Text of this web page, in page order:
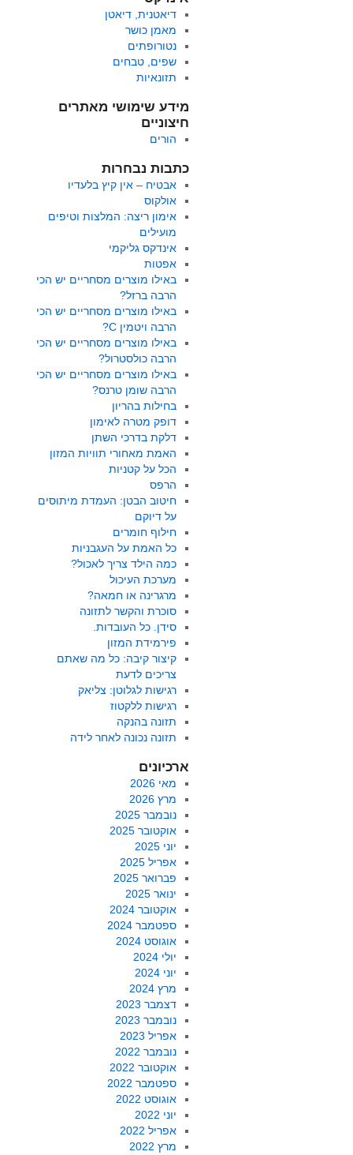
דיאטנית, דיאטן
מאמן כושר
נטורופתים
שפים, טבחים
תזונאיות
מידע שימושי מאתרים
חיצוניים
הורים
כתבות נבחרות
אבטיח – אין קיץ בלעדיו
אולקוס
אימון ריצה: המלצות וטיפים
מועילים
אינדקס גליקמי
אפטות
באילו מוצרים מסחריים יש הכי
הרבה ברזל?
באילו מוצרים מסחריים יש הכי
הרבה ויטמין C?
באילו מוצרים מסחריים יש הכי
הרבה כולסטרול?
באילו מוצרים מסחריים יש הכי
הרבה שומן טרנס?
בחילות בהריון
דופק מטרה לאימון
דלקת בדרכי השתן
האמת מאחורי תוויות המזון
הכל על קטניות
הרפס
חיטוב הבטן: העמדת מיתוסים
על דיוקם
חילוף חומרים
כל האמת על העגבניות
כמה הילד צריך לאכול?
מערכת העיכול
מרגרינה או חמאה?
סוכרת והקשר לתזונה
סידן. כל העובדות.
פירמידת המזון
קיצור קיבה: כל מה שאתם
צריכים לדעת
רגישות לגלוטן: צליאק
רגישות ללקטוז
תזונה בהנקה
תזונה נכונה לאחר לידה
ארכיונים
מאי 2026
מרץ 2026
נובמבר 2025
אוקטובר 2025
יוני 2025
אפריל 2025
פברואר 2025
ינואר 2025
אוקטובר 2024
ספטמבר 2024
אוגוסט 2024
יולי 2024
יוני 2024
מרץ 2024
דצמבר 2023
נובמבר 2023
אפריל 2023
נובמבר 2022
אוקטובר 2022
ספטמבר 2022
אוגוסט 2022
יוני 2022
אפריל 2022
מרץ 2022